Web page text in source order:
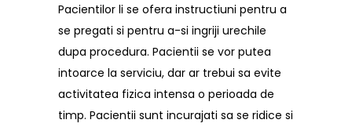
Pacientilor li se ofera instructiuni pentru a
se pregati si pentru a-si ingriji urechile
dupa procedura. Pacientii se vor putea
intoarce la serviciu, dar ar trebui sa evite
activitatea fizica intensa o perioada de
timp. Pacientii sunt incurajati sa se ridice si